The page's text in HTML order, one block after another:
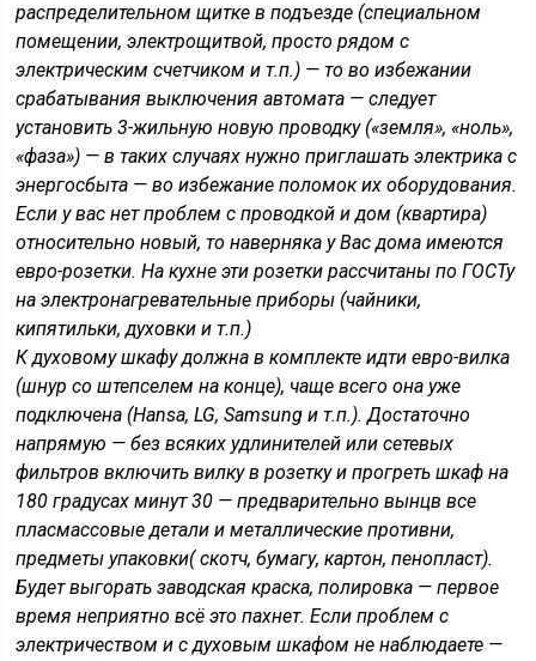
распределительном щитке в подъезде (специальном
помещении, электрощитвой, просто рядом с
электрическим счетчиком и т.п.) — то во избежании
срабатывания выключения автомата — следует
установить 3-жильную новую проводку («земля», «ноль»,
«фаза») — в таких случаях нужно приглашать электрика с
энергосбыта — во избежание поломок их оборудования.
Если у вас нет проблем с проводкой и дом (квартира)
относительно новый, то наверняка у Вас дома имеются
евро-розетки. На кухне эти розетки рассчитаны по ГОСТу
на электронагревательные приборы (чайники,
кипятильки, духовки и т.п.)
К духовому шкафу должна в комплекте идти евро-вилка
(шнур со штепселем на конце), чаще всего она уже
подключена (Hansa, LG, Samsung и т.п.). Достаточно
напрямую — без всяких удлинителей или сетевых
фильтров включить вилку в розетку и прогреть шкаф на
180 градусах минут 30 — предварительно вынцв все
пласмассовые детали и металлические противни,
предметы упаковки( скотч, бумагу, картон, пенопласт).
Будет выгорать заводская краска, полировка — первое
время неприятно всё это пахнет. Если проблем с
электричеством и с духовым шкафом не наблюдаете —